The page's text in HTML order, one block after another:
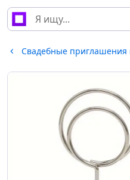
Свадебные приглашения